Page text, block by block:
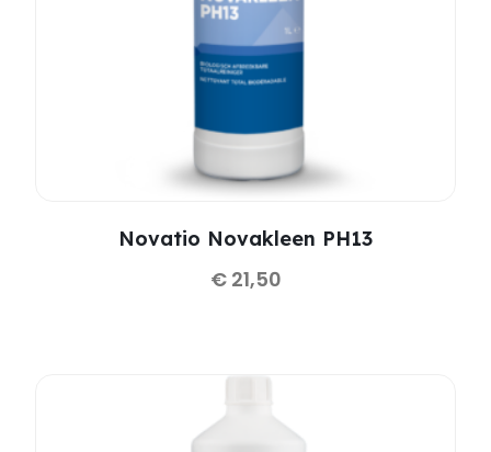
Novatio Novakleen PH13
€21,50